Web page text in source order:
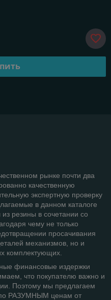
рынке почти два
качественную
экспертную проверку
в данном каталоге
резины в сочетании со
чему не только
просачивания
механизмов, но и
комплектующих.
финансовые издержки
что покупателю важно и
Поэтому мы предлагаем
по РАЗУМНЫМ ценам от